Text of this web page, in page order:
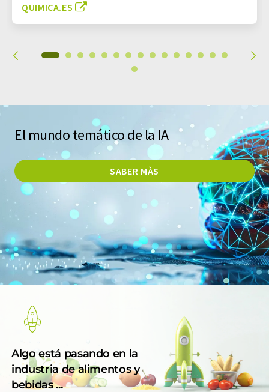
QUIMICA.ES
El mundo temático de la IA
SABER MÀS
Algo está pasando en la
industria de alimentos y
bebidas ...